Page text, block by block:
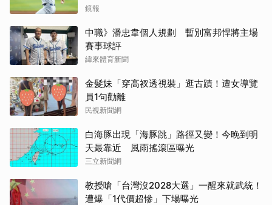
鏡報
中職》潘忠韋個人規劃 暫別富邦悍將主場
賽事球評
緯來體育新聞
金髮妹「穿高衩透視裝」逛古蹟！遭女導覽
員1句勸離
民視新聞網
白海豚出現「海豚跳」路徑又變！今晚到明
天最靠近 風雨搖滾區曝光
三立新聞網
教授嗆「台灣沒2028大選」一醒來就武統！
遭爆「1代價超慘」下場曝光